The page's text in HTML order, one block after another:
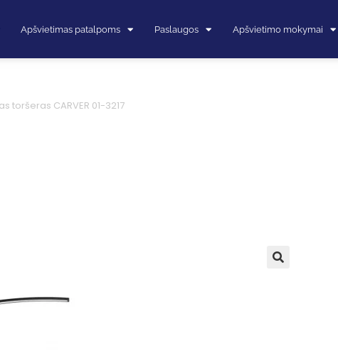
Apšvietimas patalpoms Paslaugos Apšvietimo mokymai
toršeras CARVER 01-3217